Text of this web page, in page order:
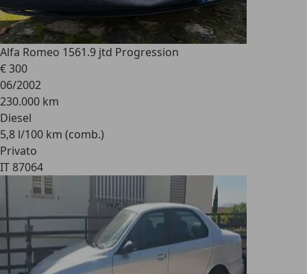
Alfa Romeo 1561.9 jtd Progression
€ 300
06/2002
230.000 km
Diesel
5,8 l/100 km (comb.)
Privato
IT 87064